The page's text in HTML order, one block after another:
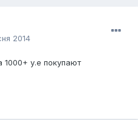
2014
у.е покупают